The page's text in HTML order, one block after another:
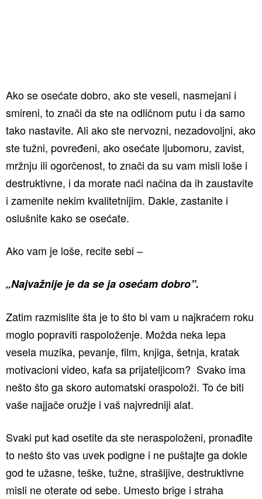
Ako se osećate dobro, ako ste veseli, nasmejani i
smireni, to znači da ste na odličnom putu i da samo
tako nastavite. Ali ako ste nervozni, nezadovoljni, ako
ste tužni, povređeni, ako osećate ljubomoru, zavist,
mržnju ili ogorčenost, to znači da su vam misli loše i
destruktivne, i da morate naći načina da ih zaustavite
i zamenite nekim kvalitetnijim. Dakle, zastanite i
oslušnite kako se osećate.
Ako vam je loše, recite sebi –
„Najvažnije je da se ja osećam dobro”.
Zatim razmislite šta je to što bi vam u najkraćem roku
moglo popraviti raspoloženje. Možda neka lepa
vesela muzika, pevanje, film, knjiga, šetnja, kratak
motivacioni video, kafa sa prijateljicom? Svako ima
nešto što ga skoro automatski oraspoloži. To će biti
vaše najjače oružje i vaš najvredniji alat.
Svaki put kad osetite da ste neraspoloženi, pronađite
to nešto što vas uvek podigne i ne puštajte ga dokle
god te užasne, teške, tužne, strašljive, destruktivne
misli ne oterate od sebe. Umesto brige i straha